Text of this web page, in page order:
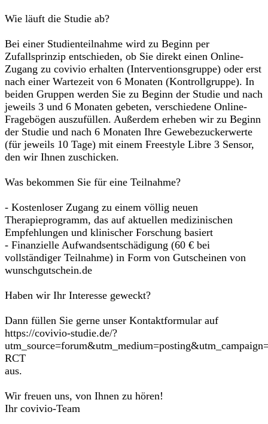
Wie läuft die Studie ab?
Bei einer Studienteilnahme wird zu Beginn per
Zufallsprinzip entschieden, ob Sie direkt einen Online-
Zugang zu covivio erhalten (Interventionsgruppe) oder erst
nach einer Wartezeit von 6 Monaten (Kontrollgruppe). In
beiden Gruppen werden Sie zu Beginn der Studie und nach
jeweils 3 und 6 Monaten gebeten, verschiedene Online-
Fragebögen auszufüllen. Außerdem erheben wir zu Beginn
der Studie und nach 6 Monaten Ihre Gewebezuckerwerte
(für jeweils 10 Tage) mit einem Freestyle Libre 3 Sensor,
den wir Ihnen zuschicken.
Was bekommen Sie für eine Teilnahme?
- Kostenloser Zugang zu einem völlig neuen
Therapieprogramm, das auf aktuellen medizinischen
Empfehlungen und klinischer Forschung basiert
- Finanzielle Aufwandsentschädigung (60 € bei
vollständiger Teilnahme) in Form von Gutscheinen von
wunschgutschein.de
Haben wir Ihr Interesse geweckt?
Dann füllen Sie gerne unser Kontaktformular auf
https://covivio-studie.de/?
RCT
aus.
Wir freuen uns, von Ihnen zu hören!
Ihr covivio-Team